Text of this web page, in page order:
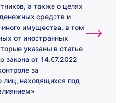
а также о целях
средств и
иного имущества, в том
от иностранных
указаны в статье
закона от 14.07.2022
за
лиц, находящихся под